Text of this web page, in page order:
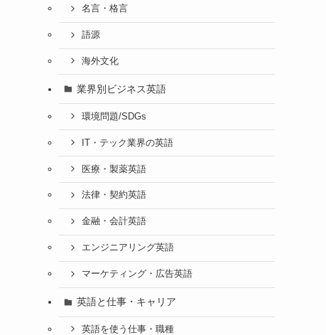
名言・格言
語源
海外文化
業界別ビジネス英語
環境問題/SDGs
IT・テック業界の英語
医療・製薬英語
法律・契約英語
金融・会計英語
エンジニアリング英語
マーケティング・広告英語
英語と仕事・キャリア
英語を使う仕事・職種